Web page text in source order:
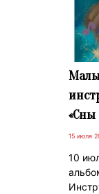
«Сны
15 июля
10